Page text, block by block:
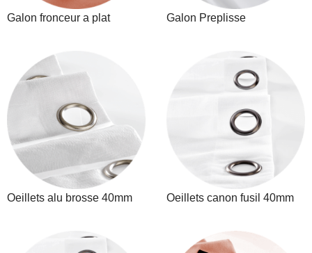
Galon fronceur a plat Galon Preplisse
Oeillets alu brosse 40mm Oeillets canon fusil 40mm